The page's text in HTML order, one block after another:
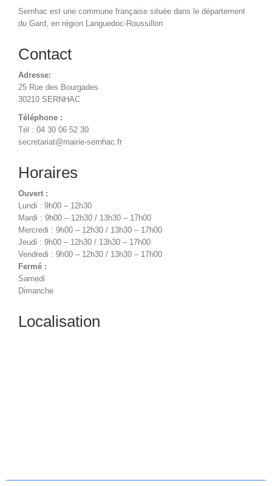
Sernhac est une commune française située dans le département
du Gard, en région Languedoc-Roussillon
Contact
Adresse:
25 Rue des Bourgades
30210 SERNHAC
Téléphone :
Tél : 04 30 06 52 30
secretariat@mairie-sernhac.fr
Horaires
Ouvert :
Lundi : 9h00 – 12h30
Mardi : 9h00 – 12h30 / 13h30 – 17h00
Mercredi : 9h00 – 12h30 / 13h30 – 17h00
Jeudi : 9h00 – 12h30 / 13h30 – 17h00
Vendredi : 9h00 – 12h30 / 13h30 – 17h00
Fermé :
Samedi
Dimanche
Localisation